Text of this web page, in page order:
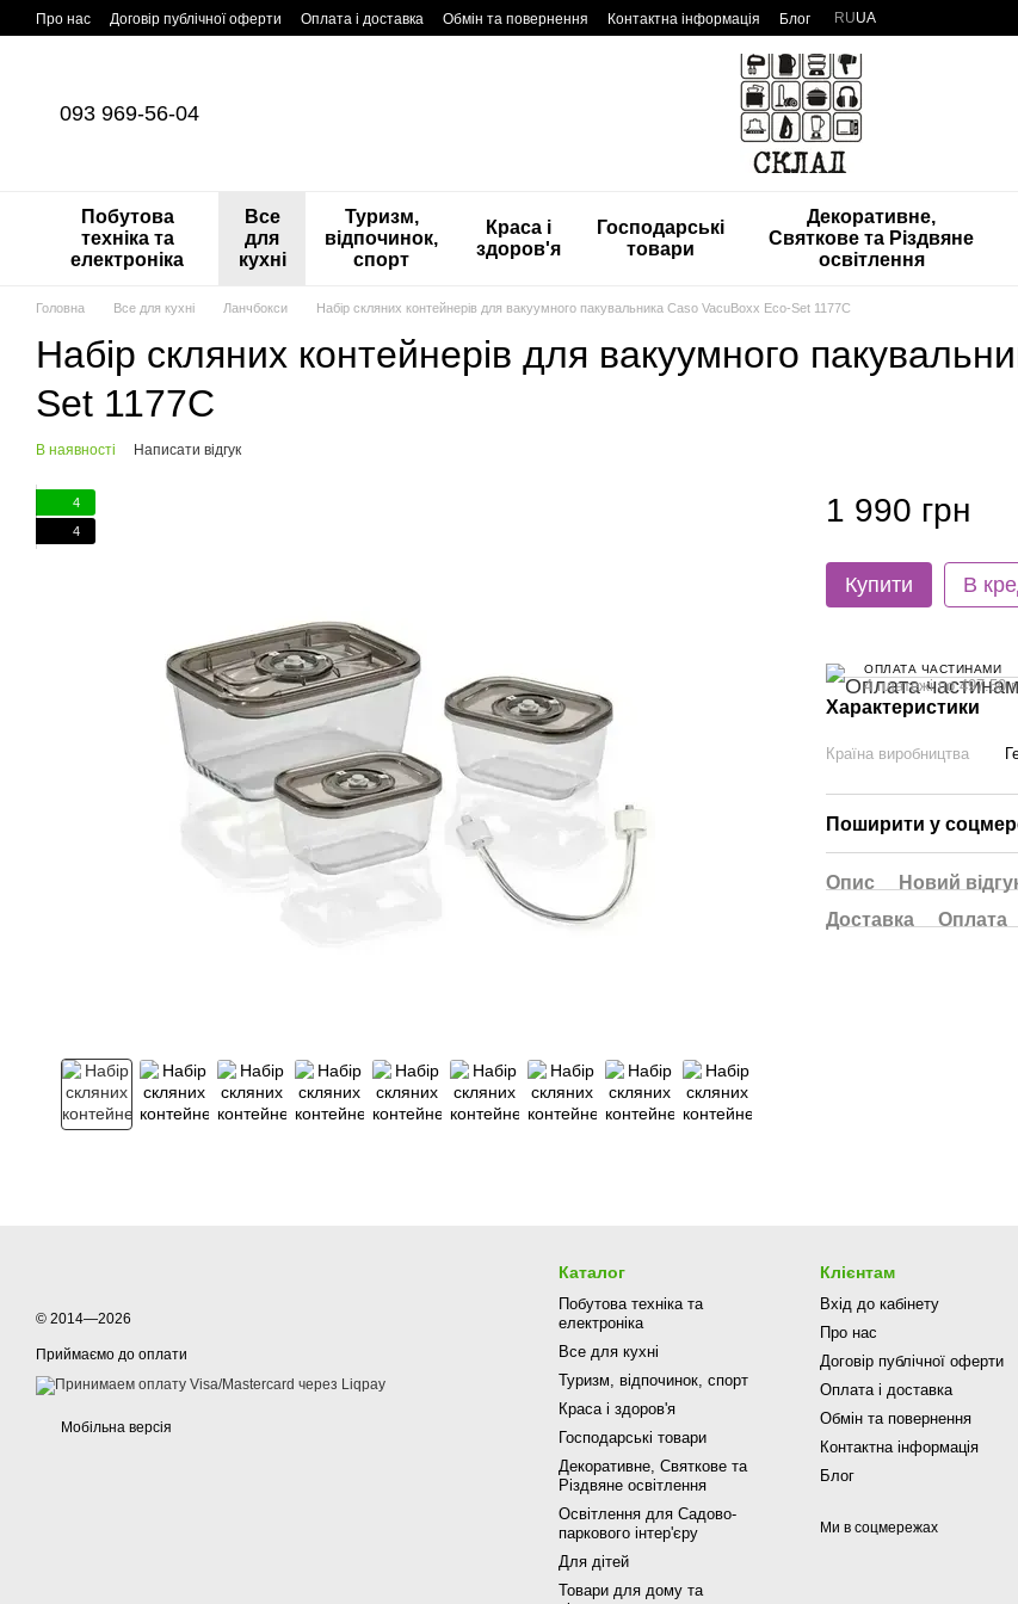
Перейти до основного контенту
Про нас Договір публічної оферти Оплата і доставка Обмін та повернення Контактна інформація Блог RUUA
093 969-56-04
Побутова
техніка та
електроніка
Все
для
кухні
Туризм,
відпочинок,
спорт
Краса і
здоров'я
Господарські
товари
Декоративне,
Святкове та Різдвяне
освітлення
Головна Все для кухні Ланчбокси Набір скляних контейнерів для вакуумного пакувальника Caso VacuBoxx Eco-Set 1177С
Набір скляних контейнерів для вакуумного
Set 1177С
В наявності Написати відгук
4
4
1 990 грн
Купити В
ОПЛАТА ЧАСТИНАМИ
4 платежі по 497.50
Характеристики
Країна виробництва
Поширити у
Опис
Новий
Доставка
Оплата
© 2014—2026
Приймаємо до оплати
Мобільна версія
Каталог
Побутова техніка та
електроніка
Все для кухні
Туризм, відпочинок, спорт
Краса і здоров'я
Господарські товари
Декоративне, Святкове та
Різдвяне освітлення
Освітлення для Садово-
паркового інтер'єру
Для дітей
Товари для дому та
Клієнтам
Вхід до кабінету
Про нас
Договір публічної оферти
Оплата і доставка
Обмін та повернення
Контактна інформація
Блог
Ми в соцмережах